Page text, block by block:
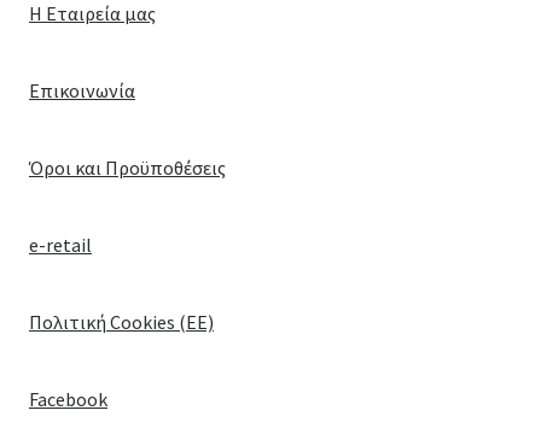
Η Εταιρεία μας
Επικοινωνία
Όροι και Προϋποθέσεις
e-retail
Πολιτική Cookies (ΕΕ)
Facebook